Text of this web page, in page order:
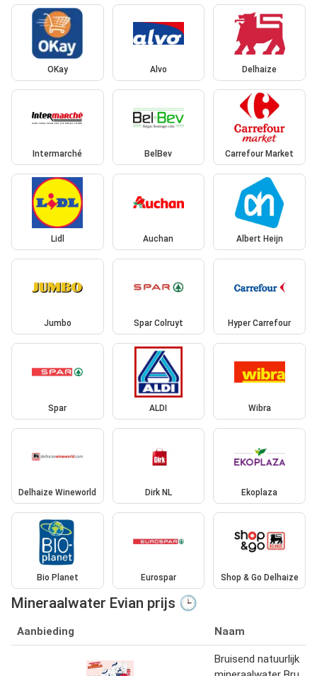
OKay Alvo Delhaize
Intermarché BelBev Carrefour Market
Lidl Auchan Albert Heijn
Jumbo Spar Colruyt Hyper Carrefour
Spar ALDI Wibra
Delhaize Wineworld Dirk NL Ekoplaza
Bio Planet Eurospar Shop & Go Delhaize
Mineraalwater Evian prijs 🕒
Aanbieding Naam
Bruisend natuurlijk